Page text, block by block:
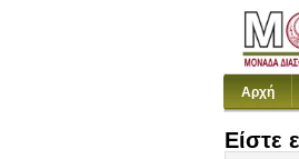
Αρχή
Είστε